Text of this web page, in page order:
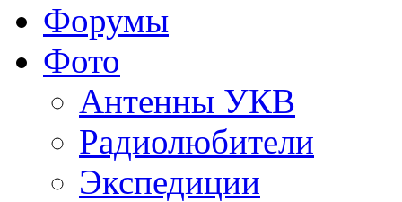
Форумы
Фото
Антенны УКВ
Радиолюбители
Экспедиции